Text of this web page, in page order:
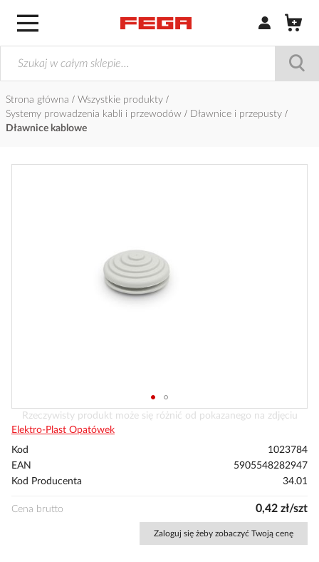
Zaloguj się /
Strona główna
Wszystkie produkty
Systemy prowadzenia kabli i przewodów
Dławnice i przepusty
Dławnice kablowe
Przejdź
na
początek
Rzeczywisty produkt może się różnić od pokazanego na zdjęciu
Elektro-Plast Opatówek
Kod
1023784
EAN
5905548282947
Kod Producenta
34.01
Cena brutto 0,42 zł/szt
Zaloguj się żeby zobaczyć Twoją cenę